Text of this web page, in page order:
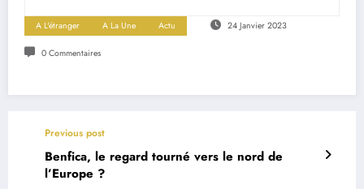
A L'étranger A La Une Actu 24 Janvier 2023
0 Commentaires
Previous post
Benfica, le regard tourné vers le nord de
l’Europe ?